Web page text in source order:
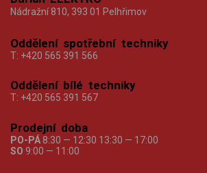
Nádražní 810, 393 01 Pelhřimov
Oddělení spotřební techniky
T: +420 565 391 566
Oddělení bílé techniky
T: +420 565 391 567
Prodejní doba
PO-PÁ 8:30 — 12:30 13:30 — 17:00
SO 9:00 — 11:00